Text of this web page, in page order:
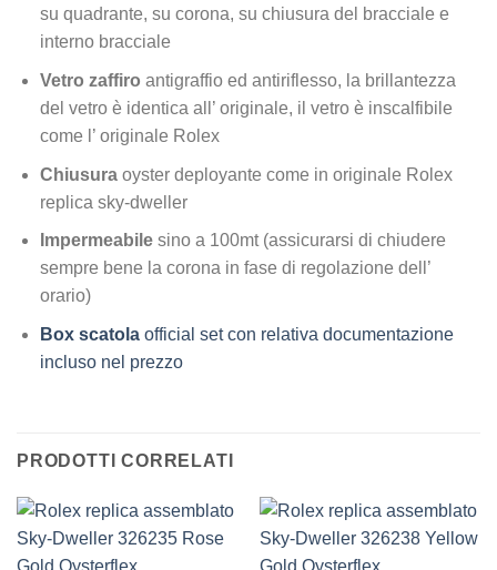
su quadrante, su corona, su chiusura del bracciale e
interno bracciale
Vetro zaffiro antigraffio ed antiriflesso, la brillantezza
del vetro è identica all’ originale, il vetro è inscalfibile
come l’ originale Rolex
Chiusuraoyster deployante come in originale Rolex
replica sky-dweller
Impermeabilesino a 100mt (assicurarsi di chiudere
sempre bene la corona in fase di regolazione dell’
orario)
Box scatolaofficial set con relativa documentazione
incluso nel prezzo
PRODOTTI CORRELATI